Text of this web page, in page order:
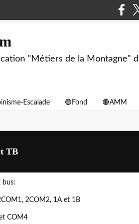
"Métiers de la Montagne"
Escalade 🔵Fond 🔴AMM
TB
bus:
2COM2, 1A et 1B
COM4